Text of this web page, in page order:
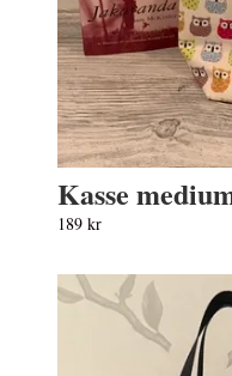
Kasse
189 kr